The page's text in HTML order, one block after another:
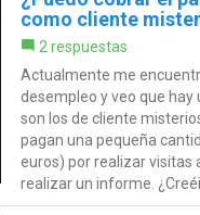
como cliente
2 respuestas
Actualmente me
desempleo y veo que hay
son los de cliente
pagan una pequeña
euros) por realizar visitas
realizar un informe.